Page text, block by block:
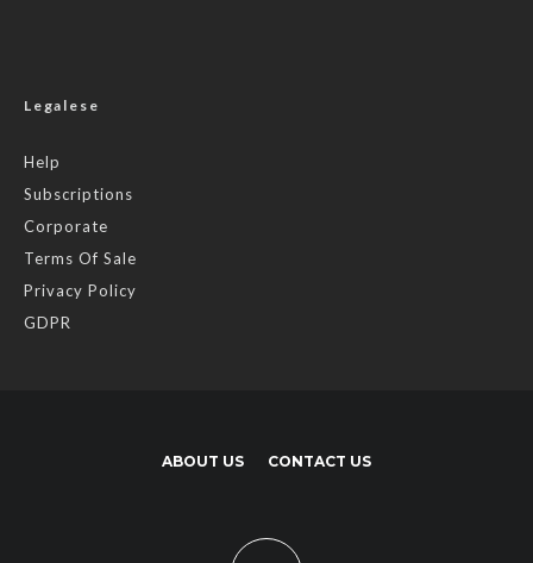
Legalese
Help
Subscriptions
Corporate
Terms Of Sale
Privacy Policy
GDPR
ABOUT US CONTACT US